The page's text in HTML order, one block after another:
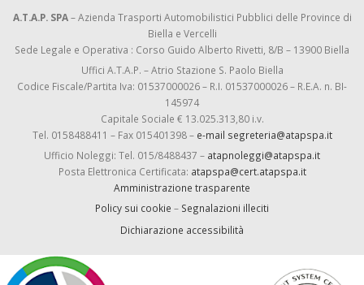
A.T.A.P. SPA– Azienda Trasporti Automobilistici Pubblici delle Province di
Biella e Vercelli
Sede Legale e Operativa : Corso Guido Alberto Rivetti, 8/B – 13900 Biella
Uffici A.T.A.P. – Atrio Stazione S. Paolo Biella
Codice Fiscale/Partita Iva: 01537000026 – R.I. 01537000026 – R.E.A. n. BI-
145974
Capitale Sociale € 13.025.313,80 i.v.
Tel. 0158488411 – Fax 015401398 – e-mail segreteria@atapspa.it
Ufficio Noleggi: Tel. 015/8488437 – atapnoleggi@atapspa.it
Posta Elettronica Certificata: atapspa@cert.atapspa.it
Amministrazione trasparente
Policy sui cookie – Segnalazioni illeciti
Dichiarazione accessibilità